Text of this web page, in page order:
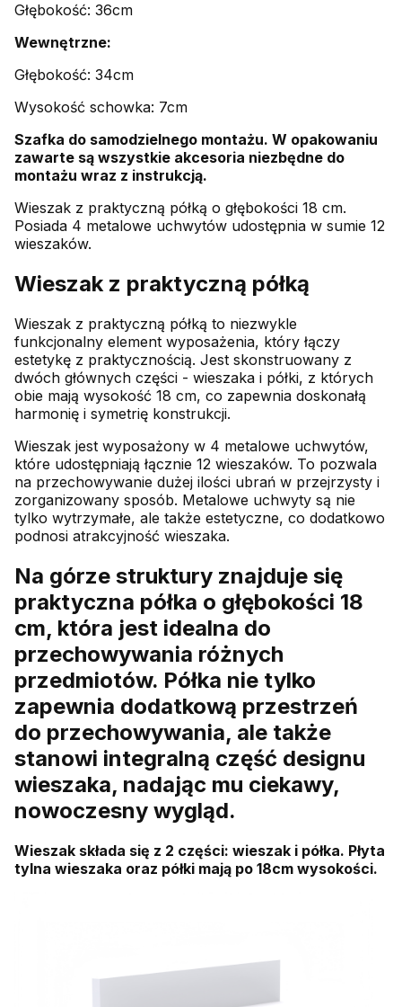
Głębokość: 36cm
Wewnętrzne:
Głębokość: 34cm
Wysokość schowka: 7cm
Szafka do samodzielnego montażu. W opakowaniu
zawarte są wszystkie akcesoria niezbędne do
montażu wraz z instrukcją.
Wieszak z praktyczną półką o głębokości 18 cm.
Posiada 4 metalowe uchwytów udostępnia w sumie 12
wieszaków.
Wieszak z praktyczną półką
Wieszak z praktyczną półką to niezwykle
funkcjonalny element wyposażenia, który łączy
estetykę z praktycznością. Jest skonstruowany z
dwóch głównych części - wieszaka i półki, z których
obie mają wysokość 18 cm, co zapewnia doskonałą
harmonię i symetrię konstrukcji.
Wieszak jest wyposażony w 4 metalowe uchwytów,
które udostępniają łącznie 12 wieszaków. To pozwala
na przechowywanie dużej ilości ubrań w przejrzysty i
zorganizowany sposób. Metalowe uchwyty są nie
tylko wytrzymałe, ale także estetyczne, co dodatkowo
podnosi atrakcyjność wieszaka.
Na górze struktury znajduje się
praktyczna półka o głębokości 18
cm, która jest idealna do
przechowywania różnych
przedmiotów. Półka nie tylko
zapewnia dodatkową przestrzeń
do przechowywania, ale także
stanowi integralną część designu
wieszaka, nadając mu ciekawy,
nowoczesny wygląd.
Wieszak składa się z 2 części: wieszak i półka. Płyta
tylna wieszaka oraz półki mają po 18cm wysokości.